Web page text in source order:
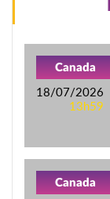
Canada
18/07/2026
13h59
Canada